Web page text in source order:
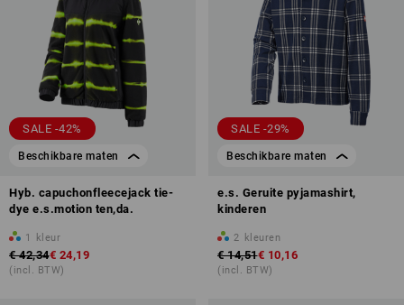
SALE -42%
Beschikbare maten
Hyb. capuchonfleecejack tie-
dye e.s.motion ten,da.
1 kleur
€ 42,34€ 24,19
(incl. BTW)
SALE -29%
Beschikbare maten
e.s. Geruite pyjamashirt,
kinderen
2 kleuren
€ 14,51€ 10,16
(incl. BTW)